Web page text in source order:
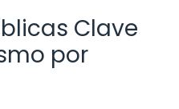
Clave
por